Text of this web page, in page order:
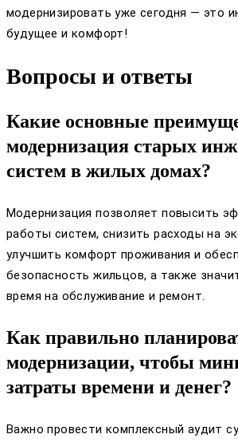
модернизировать уже сегодня — это
будущее и комфорт!
Вопросы и ответы
Какие основные
модернизация старых
систем в жилых домах?
Модернизация позволяет повысить
работы систем, снизить расходы на
улучшить комфорт проживания и
безопасность жильцов, а также
время на обслуживание и ремонт.
Как правильно
модернизации, чтобы
затраты времени и денег?
Важно провести комплексный аудит